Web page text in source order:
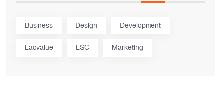
Business Design Development
Laovalue LSC Marketing